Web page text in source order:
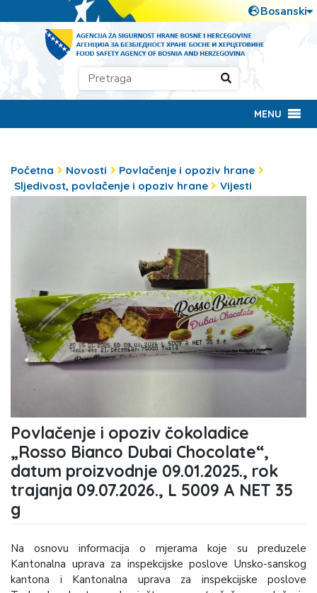
MENU
Početna Novosti
Povlačenje i opoziv hrane
Sljedivost, povlačenje i opoziv hrane
Vijesti
Povlačenje i opoziv čokoladice
„Rosso Bianco Dubai Chocolate“,
datum proizvodnje 09.01.2025., rok
trajanja 09.07.2026., L 5009 A NET 35
g
Na osnovu informacija o mjerama koje su preduzele
Kantonalna uprava za inspekcijske poslove Unsko-sanskog
kantona i Kantonalna uprava za inspekcijske poslove